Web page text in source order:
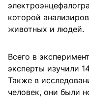
которой
животных и людей.
Всего в
эксперты изучили
Также в
человек, они были